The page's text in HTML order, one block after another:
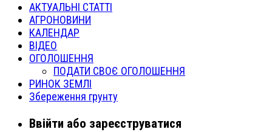
АКТУАЛЬНІ СТАТТІ
АГРОНОВИНИ
КАЛЕНДАР
ВІДЕО
ОГОЛОШЕННЯ
ПОДАТИ СВОЄ ОГОЛОШЕННЯ
РИНОК ЗЕМЛІ
Збереження грунту
Ввійти або зареєструватися